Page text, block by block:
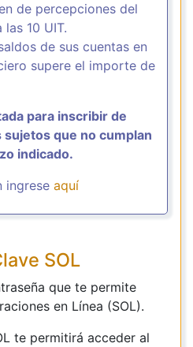
de percepciones del
las 10 UIT.
de sus cuentas en
supere el importe de
para inscribir de
sujetos que no cumplan
indicado.
ingrese aquí
SOL
que te permite
en Línea (SOL).
te permitirá acceder al